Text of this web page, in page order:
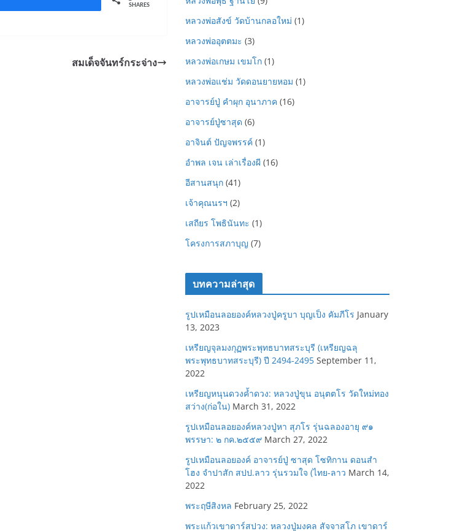
SHARES
สมเด็จจันทร์กระจ่าง
หลวงพ่อสังข์ วัดบ้านกลอใหม่ (1)
หลวงพ่ออุตตมะ (3)
หลวงพ่อเกษม เขมโก (1)
หลวงพ่อแช่ม วัดดอนยายหอม (1)
อาจารย์ปู่ คำผุก อุนาภาค (16)
อาจารย์ปู่ซาสุด (6)
อาจินต์ ปัญจพรรค์ (1)
อำพล เจน เล่าเรื่องผี (16)
อีสานสนุก (41)
เจ้าคุณนรฯ (2)
เสถียร โพธินันทะ (1)
โครงการสภาบุญ (7)
บทความล่าสุด
รูปเหมือนลอยองค์หลวงปู่ครูบา บุญเป็ง คัมภีโร January
13, 2023
เหรียญจุลมงกุฏพระพุทธบาทสระบุรี (เหรียญฉลุ
พระพุทธบาทสระบุรี) ปี 2494-2495 September 11,
2022
เหรียญหนุนดวงค้ำดวง: หลวงปู่ขุน อนุตตโร วัดใหม่ทอง
สว่าง(ก่อใน) March 31, 2022
รูปเหมือนลอยองค์หลวงปู่หา สุภโร รุ่นฉลองอายุ ๙๑
พรรษา: ๒ กค.๒๕๕๙ March 27, 2022
รูปเหมือนลอยองค์ อาจารย์ปู่ ซาสุด โซทิกาน ดอนสำ
โฮง จำปาสัก สปป.ลาว รุ่นรวมใจ (ไทย-ลาว March 14,
2022
พระฤษีสิงหล February 25, 2022
พระแก้วเขาดาร์สปวง: หลวงปู่มงคล สัจจาสโภ เขาดาร์